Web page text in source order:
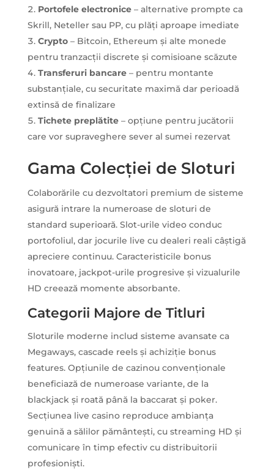
Portofele electronice– alternative prompte ca
Skrill, Neteller sau PP, cu plăți aproape imediate
Crypto– Bitcoin, Ethereum și alte monede
pentru tranzacții discrete și comisioane scăzute
Transferuri bancare– pentru montante
substanțiale, cu securitate maximă dar perioadă
extinsă de finalizare
Tichete preplătite– opțiune pentru jucătorii
care vor supraveghere sever al sumei rezervat
Gama Colecției de Sloturi
Colaborările cu dezvoltatori premium de sisteme
asigură intrare la numeroase de sloturi de
standard superioară. Slot-urile video conduc
portofoliul, dar jocurile live cu dealeri reali câștigă
apreciere continuu. Caracteristicile bonus
inovatoare, jackpot-urile progresive și vizualurile
HD creează momente absorbante.
Categorii Majore de Titluri
Sloturile moderne includ sisteme avansate ca
Megaways, cascade reels și achiziție bonus
features. Opțiunile de cazinou convenționale
beneficiază de numeroase variante, de la
blackjack și roată până la baccarat și poker.
Secțiunea live casino reproduce ambianța
genuină a sălilor pământești, cu streaming HD și
comunicare în timp efectiv cu distribuitorii
profesioniști.